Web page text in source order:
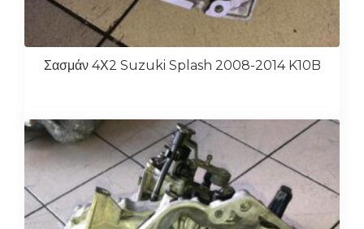
Σασμάν 4Χ2 Suzuki Splash 2008-2014 K10B